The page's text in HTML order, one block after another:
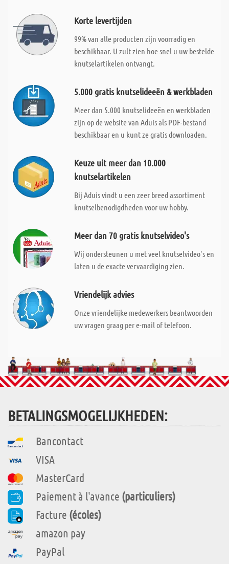
Korte levertijden
99% van alle producten zijn voorradig en
beschikbaar. U zult zien hoe snel u uw bestelde
knutselartikelen ontvangt.
5.000 gratis knutselideeën & werkbladen
Meer dan 5.000 knutselideeën en werkbladen
zijn op de website van Aduis als PDF-bestand
beschikbaar en u kunt ze gratis downloaden.
Keuze uit meer dan 10.000
knutselartikelen
Bij Aduis vindt u een zeer breed assortiment
knutselbenodigdheden voor uw hobby.
Meer dan 70 gratis knutselvideo's
Wij ondersteunen u met veel knutselvideo's en
laten u de exacte vervaardiging zien.
Vriendelijk advies
Onze vriendelijke medewerkers beantwoorden
uw vragen graag per e-mail of telefoon.
BETALINGSMOGELIJKHEDEN:
Bancontact
VISA
MasterCard
Paiement à l'avance (particuliers)
Facture (écoles)
amazon pay
PayPal